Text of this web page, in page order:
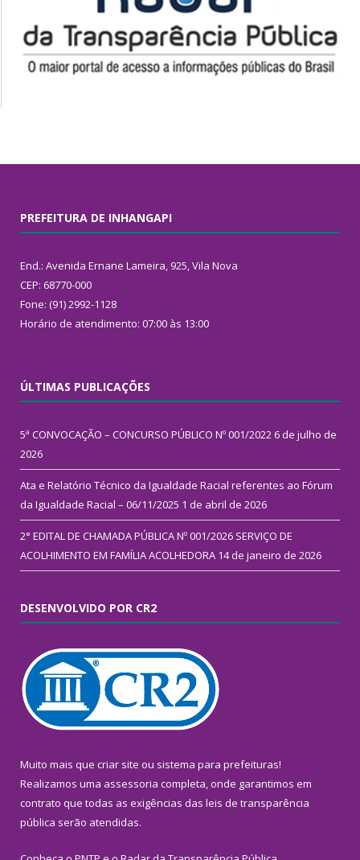
PREFEITURA DE INHANGAPI
End.: Avenida Ernane Lameira, 925, Vila Nova
CEP: 68770-000
Fone: (91) 2992-1128
Horário de atendimento: 07:00 às 13:00
ÚLTIMAS PUBLICAÇÕES
5ª CONVOCAÇÃO – CONCURSO PÚBLICO Nº 001/2022 6 de julho de
2026
Ata e Relatório Técnico da Igualdade Racial referentes ao Fórum
da Igualdade Racial – 06/11/2025 1 de abril de 2026
2° EDITAL DE CHAMADA PÚBLICA Nº 001/2026 SERVIÇO DE
ACOLHIMENTO EM FAMÍLIA ACOLHEDORA 14 de janeiro de 2026
DESENVOLVIDO POR CR2
Muito mais que criar site ou sistema para prefeituras!
Realizamos uma assessoria completa, onde garantimos em
contrato que todas as exigências das leis de transparência
pública serão atendidas.